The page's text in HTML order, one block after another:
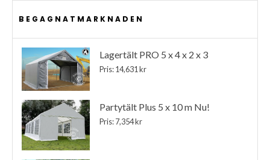
BEGAGNATMARKNADEN
Lagertält PRO 5 x 4 x 2 x 3
Pris: 14,631 kr
Partytält Plus 5 x 10 m Nu!
Pris: 7,354 kr